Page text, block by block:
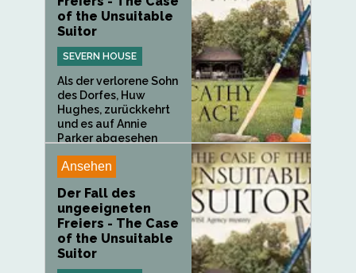
of the Unsuitable
Suitor
SEVERN HOUSE
Als der verlorene Sohn
des Dorfes, Huw
Hughes, zurückkehrt
und es auf Annie
Parker abgesehen
Ansehen
Der Fall des
ungeeigneten
Freiers - The Case
of the Unsuitable
Suitor